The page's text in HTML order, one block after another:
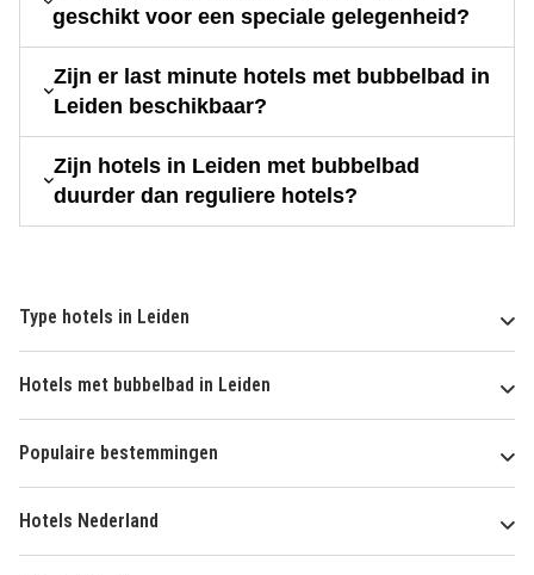
geschikt voor een speciale gelegenheid?
Zijn er last minute hotels met bubbelbad in
Leiden beschikbaar?
Zijn hotels in Leiden met bubbelbad
duurder dan reguliere hotels?
Type hotels in Leiden
Hotels met bubbelbad in Leiden
Populaire bestemmingen
Hotels Nederland